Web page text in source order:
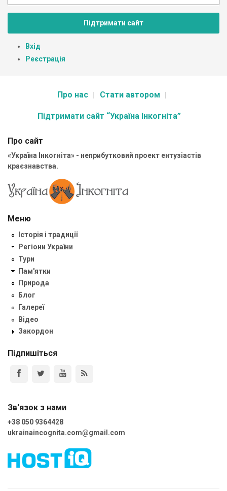
Підтримати сайт
Вхід
Реєстрація
Про нас Стати автором
Підтримати сайт “Україна Інкогніта”
Про сайт
«Україна Інкогніта» - неприбутковий проект ентузіастів
краєзнавства.
Меню
Історія і традиції
Регіони України
Тури
Пам'ятки
Природа
Блог
Галереї
Відео
Закордон
Підпишіться
Зв'язок з нами
+38 050 9364428
ukrainaincognita.com@gmail.com